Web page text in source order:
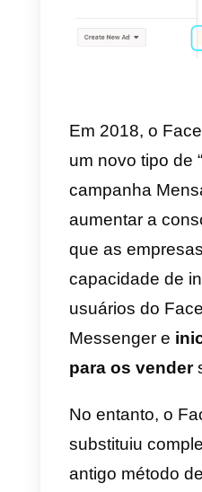
apenas
suporte
novos
potencial.
Como
Messenger